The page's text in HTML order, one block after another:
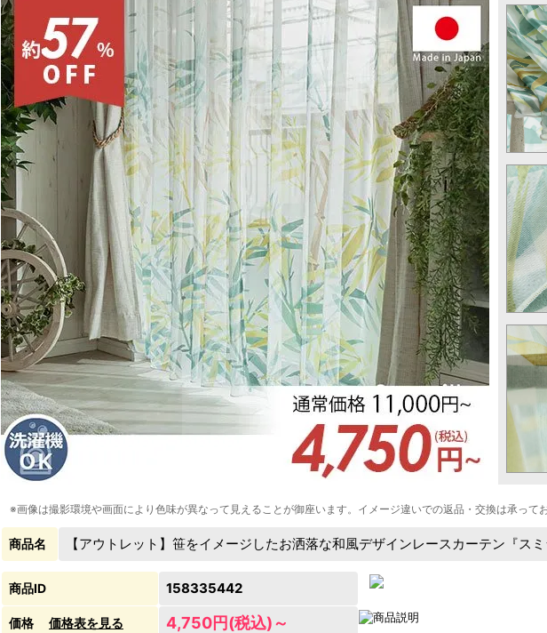
※画像は撮影環境や画面により色味が異なって見えることが御座います。イメージ違いでの返品・交換は承って
商品名 【アウトレット】笹をイメージしたお洒落な和風デザインレースカーテン『スミ
商品ID 158335442
価格 価格表を見る 4,750円(税込)～